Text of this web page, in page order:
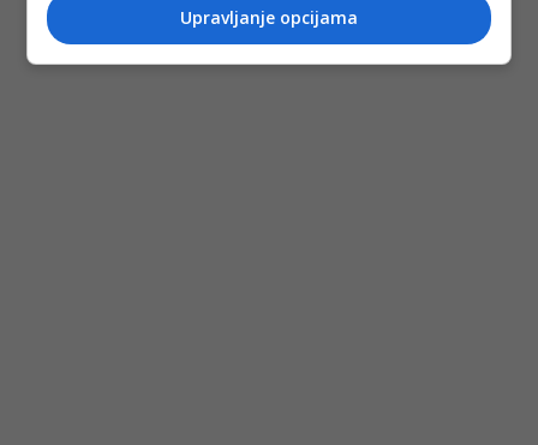
Upravljanje opcijama